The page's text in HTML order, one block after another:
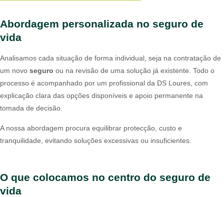
Abordagem personalizada no seguro de
vida
Analisamos cada situação de forma individual, seja na contratação de
um novo seguro ou na revisão de uma solução já existente. Todo o
processo é acompanhado por um profissional da DS Loures, com
explicação clara das opções disponíveis e apoio permanente na
tomada de decisão.
A nossa abordagem procura equilibrar protecção, custo e
tranquilidade, evitando soluções excessivas ou insuficientes.
O que colocamos no centro do seguro de
vida